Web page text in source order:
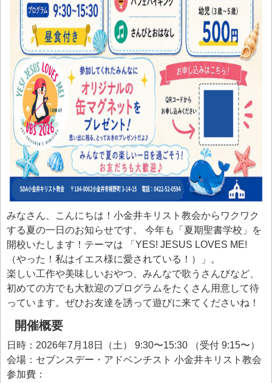
みなさん、こんにちは！小金井キリスト教会からワクワク
する夏の一日のお知らせです。 今年も「夏期聖書学校」を
開校いたします！テーマは
「YES! JESUS LOVES ME!
（やった！私はイエス様に愛されている！）」
。
楽しい工作や美味しいおやつ、みんなで歌うさんびなど、
初めての方でも大歓迎のプログラムをたくさん用意して待
っています。ぜひお友達を誘って遊びに来てくださいね！
開催概要
日時 ：2026年7月18日（土） 9:30〜15:30 （受付 9:15〜）
会場 ：セブンスデー・アドベンチスト 小金井キリスト教会
参加費 ：